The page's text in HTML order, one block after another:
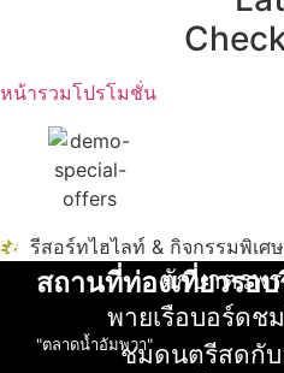
นับหิ่งห้อย ร้อยล
หน้ารวมโปรโมชั่น
รีสอร์ทไฮไลท์ & กิจกรรมพิเศษ
ตักบาตรพร
อ่าน
พายเรือบอร์ดช
อ่าน
ชมดนตรีสดกั
สถานที่ท่องเที่ยวรอ
"ตลาดน้ำอัมพวา"